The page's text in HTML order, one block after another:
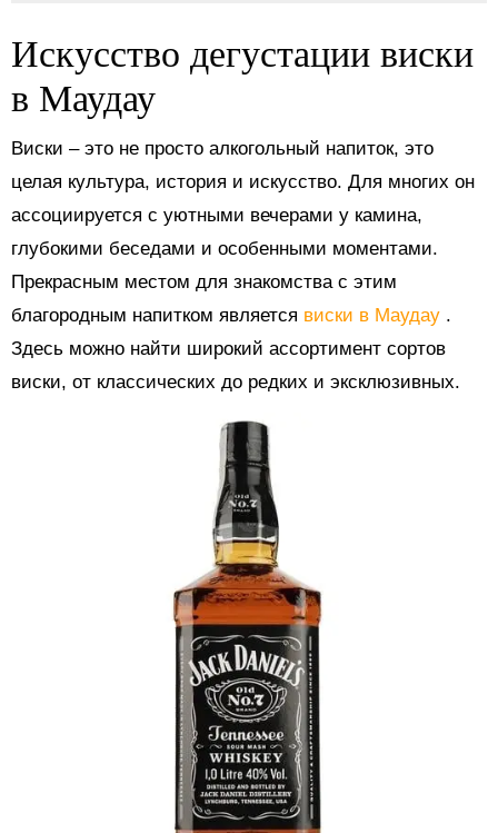
Искусство дегустации виски
в Маудау
Виски – это не просто алкогольный напиток, это
целая культура, история и искусство. Для многих он
ассоциируется с уютными вечерами у камина,
глубокими беседами и особенными моментами.
Прекрасным местом для знакомства с этим
благородным напитком является виски в Маудау .
Здесь можно найти широкий ассортимент сортов
виски, от классических до редких и эксклюзивных.